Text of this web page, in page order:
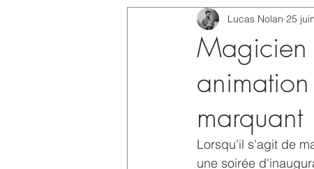
Magicien
marquant
Lucas Nolan 25
Lorsqu'il s'agit de
une soirée